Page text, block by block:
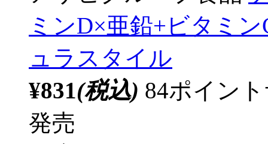
ミンD×亜鉛+ビタミ
ュラスタイル
¥831(税込) 84ポイン
発売